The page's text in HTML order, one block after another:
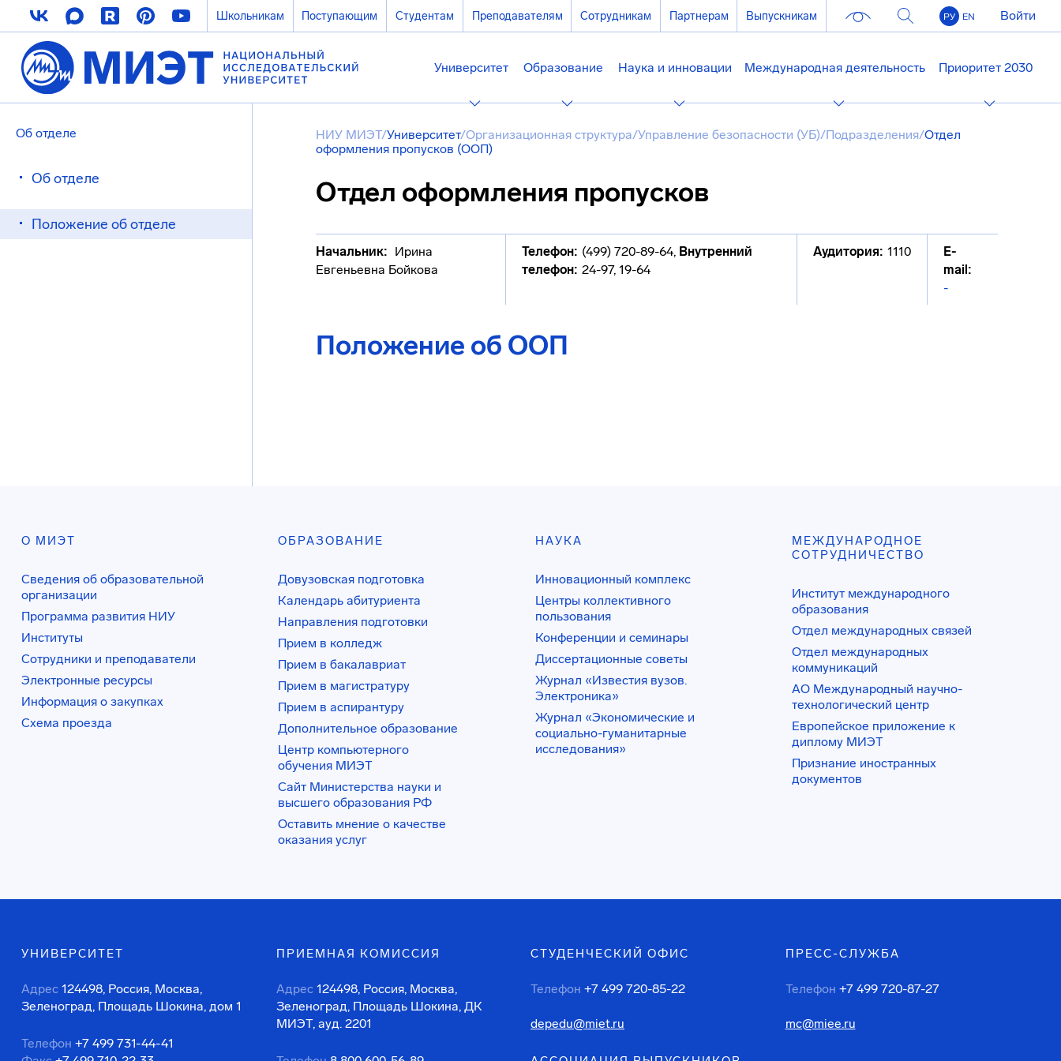
Школьникам Поступающим Студентам Преподавателям Сотрудникам Партнерам Выпускникам РУ EN Войти
Университет Образование Наука и инновации Международная деятельность Приоритет 2030
Об отделе
Об отделе
Положение об отделе
НИУ МИЭТ/Университет/Организационная структура/Управление безопасности (УБ)/Подразделения/Отдел
оформления пропусков (ООП)
Отдел оформления пропусков
Начальник: Ирина
Евгеньевна Бойкова
Телефон: (499) 720-89-64, Внутренний
телефон: 24-97, 19-64
Аудитория: 1110
E-
mail:
-
Положение об ООП
О МИЭТ
Сведения об образовательной
организации
Программа развития НИУ
Институты
Сотрудники и преподаватели
Электронные ресурсы
Информация о закупках
Схема проезда
ОБРАЗОВАНИЕ
Довузовская подготовка
Календарь абитуриента
Направления подготовки
Прием в колледж
Прием в бакалавриат
Прием в магистратуру
Прием в аспирантуру
Дополнительное образование
Центр компьютерного
обучения МИЭТ
Сайт Министерства науки и
высшего образования РФ
Оставить мнение о качестве
оказания услуг
НАУКА
Инновационный комплекс
Центры коллективного
пользования
Конференции и семинары
Диссертационные советы
Журнал «Известия вузов.
Электроника»
Журнал «Экономические и
социально-гуманитарные
исследования»
МЕЖДУНАРОДНОЕ
СОТРУДНИЧЕСТВО
Институт международного
образования
Отдел международных связей
Отдел международных
коммуникаций
АО Международный научно-
технологический центр
Европейское приложение к
диплому МИЭТ
Признание иностранных
документов
УНИВЕРСИТЕТ
Адрес 124498, Россия, Москва,
Зеленоград, Площадь Шокина, дом 1
Телефон +7 499 731-44-41
ПРИЕМНАЯ КОМИССИЯ
Адрес 124498, Россия, Москва,
Зеленоград, Площадь Шокина, ДК
МИЭТ, ауд. 2201
СТУДЕНЧЕСКИЙ ОФИС
Телефон +7 499 720-85-22
depedu@miet.ru
ПРЕСС-СЛУЖБА
Телефон +7 499 720-87-27
mc@miee.ru